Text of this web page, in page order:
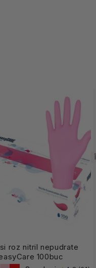
roz nitril nepudrate
100buc